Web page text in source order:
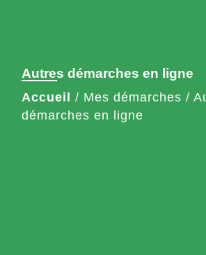
Autres démarches en ligne
Accueil / Mes démarches /
démarches en ligne